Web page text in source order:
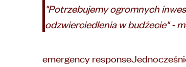
"Potrzebujemy ogromnych
odzwierciedlenia w budżecie" -
emergency